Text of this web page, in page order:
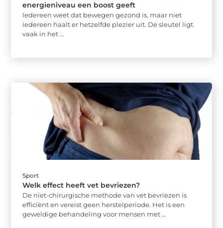
energieniveau een boost geeft
Iedereen weet dat bewegen gezond is, maar niet
iedereen haalt er hetzelfde plezier uit. De sleutel ligt
vaak in het ...
Sport
Welk effect heeft vet bevriezen?
De niet-chirurgische methode van vet bevriezen is
efficiënt en vereist geen herstelperiode. Het is een
geweldige behandeling voor mensen met ...